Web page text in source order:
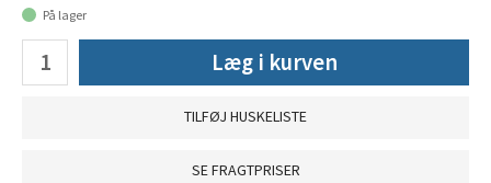
På lager
Læg i kurven
TILFØJ HUSKELISTE
SE FRAGTPRISER